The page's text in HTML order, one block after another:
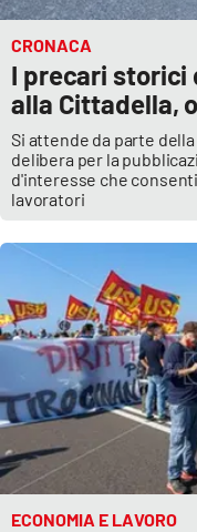
CRONACA
I precari storici
alla Cittadella,
Si attende da parte
delibera per la
d'interesse che
lavoratori
ECONOMIA E LAVORO